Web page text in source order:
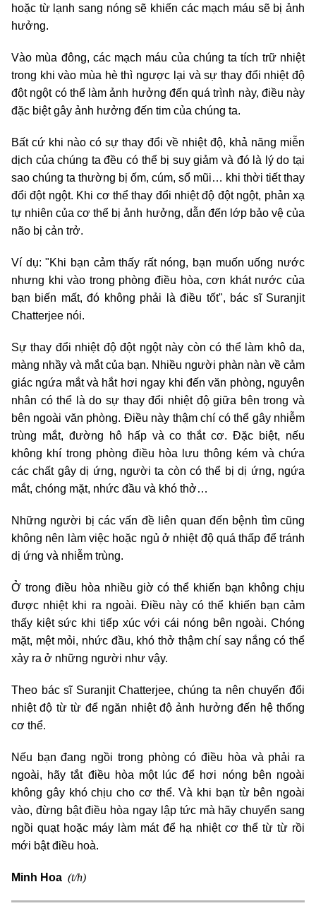
hoặc từ lạnh sang nóng sẽ khiến các mạch máu sẽ bị ảnh
hưởng.
Vào mùa đông, các mạch máu của chúng ta tích trữ nhiệt
trong khi vào mùa hè thì ngược lại và sự thay đổi nhiệt độ
đột ngột có thể làm ảnh hưởng đến quá trình này, điều này
đặc biệt gây ảnh hưởng đến tim của chúng ta.
Bất cứ khi nào có sự thay đổi về nhiệt độ, khả năng miễn
dịch của chúng ta đều có thể bị suy giảm và đó là lý do tại
sao chúng ta thường bị ốm, cúm, sổ mũi… khi thời tiết thay
đổi đột ngột. Khi cơ thể thay đổi nhiệt độ đột ngột, phản xạ
tự nhiên của cơ thể bị ảnh hưởng, dẫn đến lớp bảo vệ của
não bị cản trở.
Ví dụ: "Khi bạn cảm thấy rất nóng, bạn muốn uống nước
nhưng khi vào trong phòng điều hòa, cơn khát nước của
bạn biến mất, đó không phải là điều tốt", bác sĩ Suranjit
Chatterjee nói.
Sự thay đổi nhiệt độ đột ngột này còn có thể làm khô da,
màng nhầy và mắt của bạn. Nhiều người phàn nàn về cảm
giác ngứa mắt và hắt hơi ngay khi đến văn phòng, nguyên
nhân có thể là do sự thay đổi nhiệt độ giữa bên trong và
bên ngoài văn phòng. Điều này thậm chí có thể gây nhiễm
trùng mắt, đường hô hấp và co thắt cơ. Đặc biệt, nếu
không khí trong phòng điều hòa lưu thông kém và chứa
các chất gây dị ứng, người ta còn có thể bị dị ứng, ngứa
mắt, chóng mặt, nhức đầu và khó thở…
Những người bị các vấn đề liên quan đến bệnh tìm cũng
không nên làm việc hoặc ngủ ở nhiệt độ quá thấp để tránh
dị ứng và nhiễm trùng.
Ở trong điều hòa nhiều giờ có thể khiến bạn không chịu
được nhiệt khi ra ngoài. Điều này có thể khiến bạn cảm
thấy kiệt sức khi tiếp xúc với cái nóng bên ngoài. Chóng
mặt, mệt mỏi, nhức đầu, khó thở thậm chí say nắng có thể
xảy ra ở những người như vậy.
Theo bác sĩ Suranjit Chatterjee, chúng ta nên chuyển đổi
nhiệt độ từ từ để ngăn nhiệt độ ảnh hưởng đến hệ thống
cơ thể.
Nếu bạn đang ngồi trong phòng có điều hòa và phải ra
ngoài, hãy tắt điều hòa một lúc để hơi nóng bên ngoài
không gây khó chịu cho cơ thể. Và khi bạn từ bên ngoài
vào, đừng bật điều hòa ngay lập tức mà hãy chuyển sang
ngồi quạt hoặc máy làm mát để hạ nhiệt cơ thể từ từ rồi
mới bật điều hoà.
Minh Hoa (t/h)